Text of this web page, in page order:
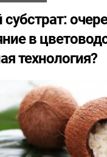
в
технология?